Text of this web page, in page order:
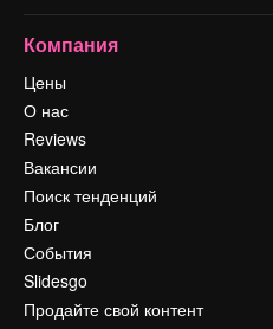
Компания
Цены
О нас
Reviews
Вакансии
Поиск тенденций
Блог
События
Slidesgo
Продайте свой контент